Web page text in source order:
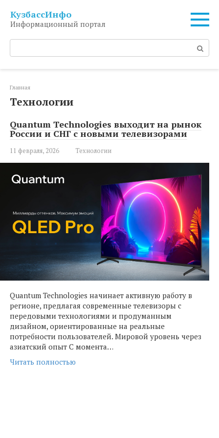
контенту
КузбассИнфо
Информационный портал
Поиск:
Главная
Технологии
Quantum Technologies выходит на рынок
России и СНГ с новыми телевизорами
11 февраля, 2026 Технологии
Quantum Technologies начинает активную работу в
регионе, предлагая современные телевизоры с
передовыми технологиями и продуманным
дизайном, ориентированные на реальные
потребности пользователей. Мировой уровень через
азиатский опыт С момента…
Читать полностью